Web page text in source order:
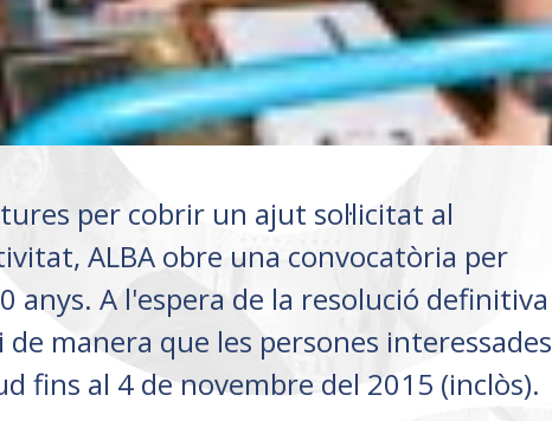
per cobrir un ajut sol·licitat al
ALBA obre una convocatòria per
anys. A l'espera de la resolució definitiva
manera que les persones interessades
fins al 4 de novembre del 2015 (inclòs).